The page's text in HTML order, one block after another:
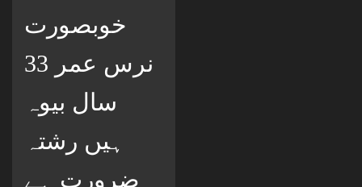
خوبصورت
نرس عمر 33
سال بیوہ
ہیں رشتہ
ضرورت ہے